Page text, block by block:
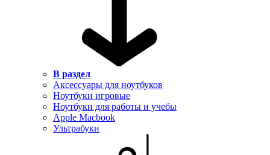
В раздел
Аксессуары для ноутбуков
Ноутбуки игровые
Ноутбуки для работы и учебы
Apple Macbook
Ультрабуки